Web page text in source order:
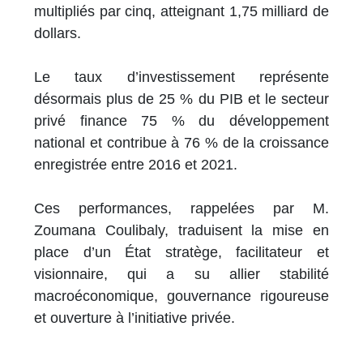
multipliés par cinq, atteignant 1,75 milliard de
dollars.
Le taux d’investissement représente
désormais plus de 25 % du PIB et le secteur
privé finance 75 % du développement
national et contribue à 76 % de la croissance
enregistrée entre 2016 et 2021.
Ces performances, rappelées par M.
Zoumana Coulibaly, traduisent la mise en
place d’un État stratège, facilitateur et
visionnaire, qui a su allier stabilité
macroéconomique, gouvernance rigoureuse
et ouverture à l’initiative privée.